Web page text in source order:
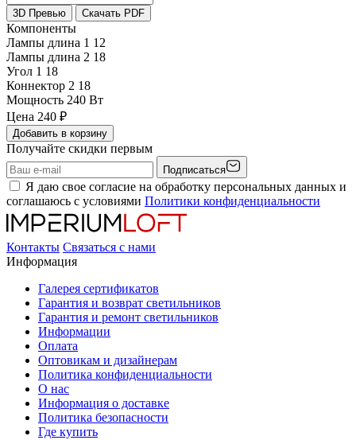
3D Превью Скачать PDF
Компоненты
Лампы длина 1 12
Лампы длина 2 18
Угол 1 18
Коннектор 2 18
Мощность 240 Вт
Цена 240 ₽
Добавить в корзину
Получайте скидки первым
Подписаться
Я даю свое согласие на обработку персональных данных и
соглашаюсь с условиями Политики конфиденциальности
Контакты Связаться с нами
Информация
Галерея сертификатов
Гарантия и возврат светильников
Гарантия и ремонт светильников
Информации
Оплата
Оптовикам и дизайнерам
Политика конфиденциальности
О нас
Информация о доставке
Политика безопасности
Где купить